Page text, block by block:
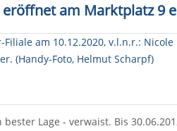
eröffnet am Marktplatz 9
Lage - verwaist. Bis